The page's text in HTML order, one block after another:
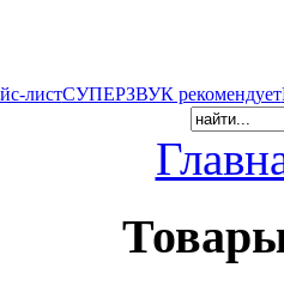
листСУПЕРЗВУК рекомендует